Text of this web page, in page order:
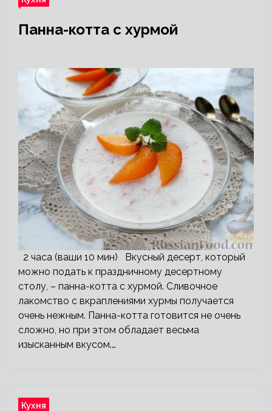
Панна-котта с хурмой
2 часа (ваши 10 мин) Вкусный десерт, который
можно подать к праздничному десертному
столу, – панна-котта с хурмой. Сливочное
лакомство с вкраплениями хурмы получается
очень нежным. Панна-котта готовится не очень
сложно, но при этом обладает весьма
изысканным вкусом.…
Кухня